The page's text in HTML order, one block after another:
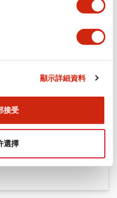
顯示詳細資料
接受
選擇
控制元件 (英文版)